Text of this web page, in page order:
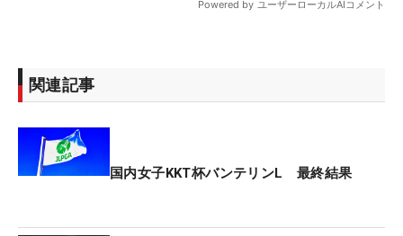
関連記事
国内女子KKT杯バンテリンL 最終結果